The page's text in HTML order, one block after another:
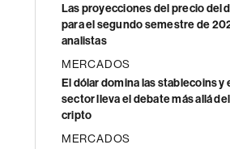
Las proyecciones del precio del
para el segundo semestre de
analistas
MERCADOS
El dólar domina las stablecoins y
sector lleva el debate más allá
cripto
MERCADOS